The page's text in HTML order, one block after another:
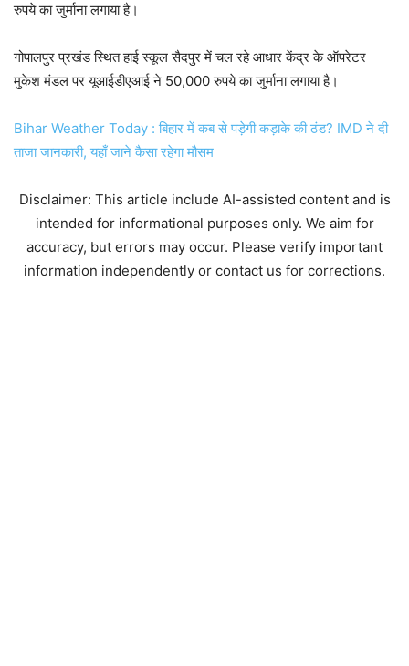
रुपये का जुर्माना लगाया है।
गोपालपुर प्रखंड स्थित हाई स्कूल सैदपुर में चल रहे आधार केंद्र के ऑपरेटर
मुकेश मंडल पर यूआईडीएआई ने 50,000 रुपये का जुर्माना लगाया है।
Bihar Weather Today : बिहार में कब से पड़ेगी कड़ाके की ठंड? IMD ने दी
ताजा जानकारी, यहाँ जाने कैसा रहेगा मौसम
Disclaimer: This article include AI-assisted content and is
intended for informational purposes only. We aim for
accuracy, but errors may occur. Please verify important
information independently or contact us for corrections.